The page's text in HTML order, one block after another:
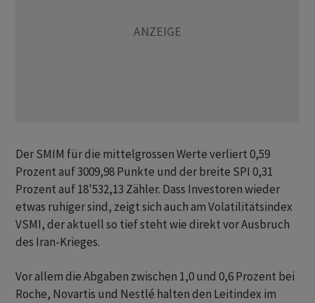
Der SMIM für die mittelgrossen Werte verliert 0,59
Prozent auf 3009,98 Punkte und der breite SPI 0,31
Prozent auf 18'532,13 Zähler. Dass Investoren wieder
etwas ruhiger sind, zeigt sich auch am Volatilitätsindex
VSMI, der aktuell so tief steht wie direkt vor Ausbruch
des Iran-Krieges.
Vor allem die Abgaben zwischen 1,0 und 0,6 Prozent bei
Roche, Novartis und Nestlé halten den Leitindex im